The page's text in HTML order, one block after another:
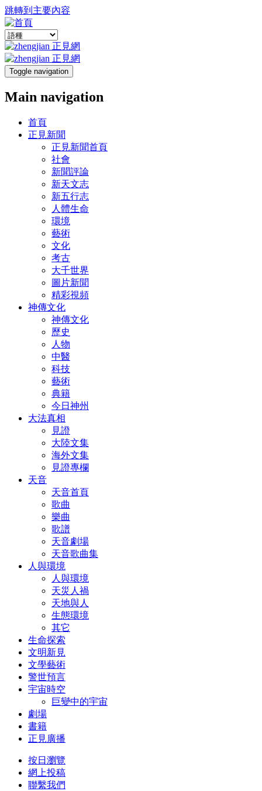
跳轉到主要內容
Toggle navigation
Main navigation
首頁
正見新聞
正見新聞首頁
社會
新聞評論
新天文志
新五行志
人體生命
環境
藝術
文化
考古
大千世界
圖片新聞
精彩視頻
神傳文化
神傳文化
歷史
人物
中醫
科技
藝術
典籍
今日神州
大法真相
見證
大陸文集
海外文集
見證專欄
天音
天音首頁
歌曲
樂曲
歌譜
天音劇場
天音歌曲集
人與環境
人與環境
天災人禍
天地與人
生態環境
其它
生命探索
文明新見
文學藝術
警世預言
宇宙時空
巨變中的宇宙
劇場
書籍
正見廣播
按日瀏覽
網上投稿
聯繫我們